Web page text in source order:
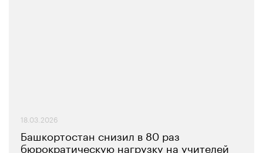
18.03.2026
Башкортостан снизил в 80 раз
бюрократическую нагрузку на учителей